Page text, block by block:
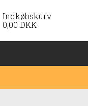
Indkøbskurv
0,00 DKK